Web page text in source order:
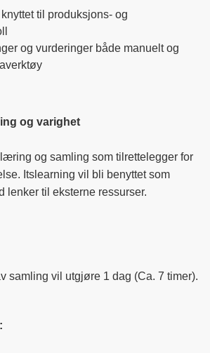
til produksjons- og
og vurderinger både manuelt og
og varighet
og samling som tilrettelegger for
Itslearning vil bli benyttet som
lenker til eksterne ressurser.
samling vil utgjøre 1 dag (Ca. 7 timer).